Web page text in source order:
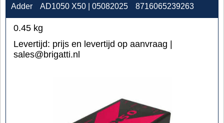
Adder AD1050 X50 | 05082025 8716065239263
0.45 kg
Levertijd: prijs en levertijd op aanvraag |
sales@brigatti.nl